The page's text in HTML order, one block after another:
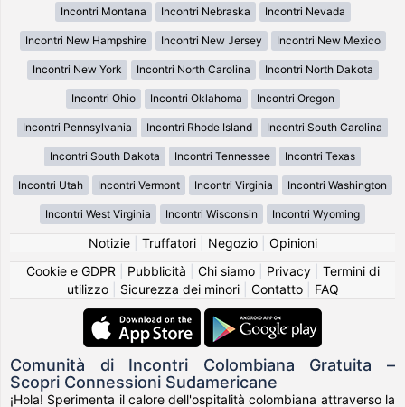
Incontri Montana Incontri Nebraska Incontri Nevada
Incontri New Hampshire Incontri New Jersey Incontri New Mexico
Incontri New York Incontri North Carolina Incontri North Dakota
Incontri Ohio Incontri Oklahoma Incontri Oregon
Incontri Pennsylvania Incontri Rhode Island Incontri South Carolina
Incontri South Dakota Incontri Tennessee Incontri Texas
Incontri Utah Incontri Vermont Incontri Virginia Incontri Washington
Incontri West Virginia Incontri Wisconsin Incontri Wyoming
Notizie| Truffatori| Negozio| Opinioni
Cookie e GDPR
Pubblicità Chi siamo| Privacy| Termini di
utilizzo| Sicurezza dei minori| Contatto| FAQ
Comunità di Incontri Colombiana Gratuita –
Scopri Connessioni Sudamericane
¡Hola! Sperimenta il calore dell'ospitalità colombiana attraverso la